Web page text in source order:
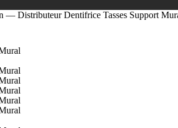
— Distributeur Dentifrice Tasses Support